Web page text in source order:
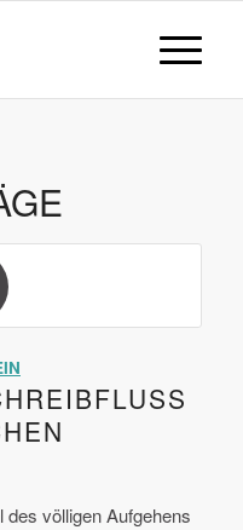
völligen Aufgehens